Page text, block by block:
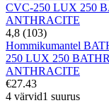
4,8 (103)
Hommikumantel
250 LUX 250
ANTHRACITE
€27.43
4 värvid1 suurus